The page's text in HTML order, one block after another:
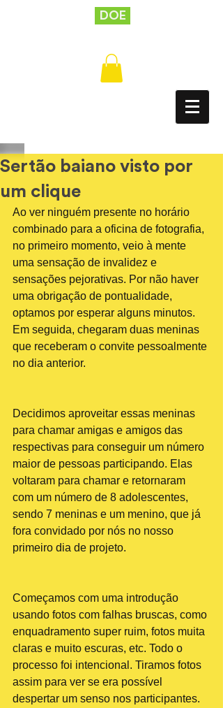
DOE
Sertão baiano visto por
um clique
Ao ver ninguém presente no horário
combinado para a oficina de fotografia,
no primeiro momento, veio à mente
uma sensação de invalidez e
sensações pejorativas. Por não haver
uma obrigação de pontualidade,
optamos por esperar alguns minutos.
Em seguida, chegaram duas meninas
que receberam o convite pessoalmente
no dia anterior.
Decidimos aproveitar essas meninas
para chamar amigas e amigos das
respectivas para conseguir um número
maior de pessoas participando. Elas
voltaram para chamar e retornaram
com um número de 8 adolescentes,
sendo 7 meninas e um menino, que já
fora convidado por nós no nosso
primeiro dia de projeto.
Começamos com uma introdução
usando fotos com falhas bruscas, como
enquadramento super ruim, fotos muita
claras e muito escuras, etc. Todo o
processo foi intencional. Tiramos fotos
assim para ver se era possível
despertar um senso nos participantes.